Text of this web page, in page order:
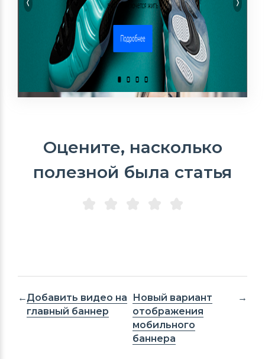
Оцените, насколько
полезной была статья
Добавить видео на
главный баннер
Новый вариант
отображения
мобильного
баннера